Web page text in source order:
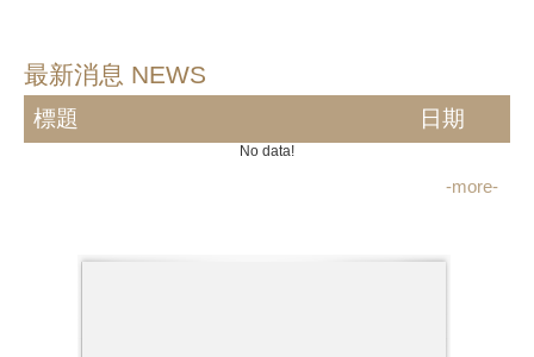
最新消息 NEWS
標題 日期
No data!
-more-